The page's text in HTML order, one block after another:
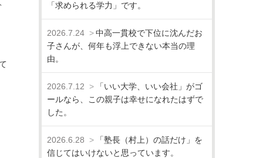
「求められる学力」です。
2026.7.24
中高一貫校で下位に沈んだお
子さんが、何年も浮上できない本当の理
由。
2026.7.12
「いい大学、いい会社」がゴ
ールなら、この親子は幸せになれたはずで
した。
2026.6.28
「塾長（村上）の話だけ」を
信じてはいけないと思っています。